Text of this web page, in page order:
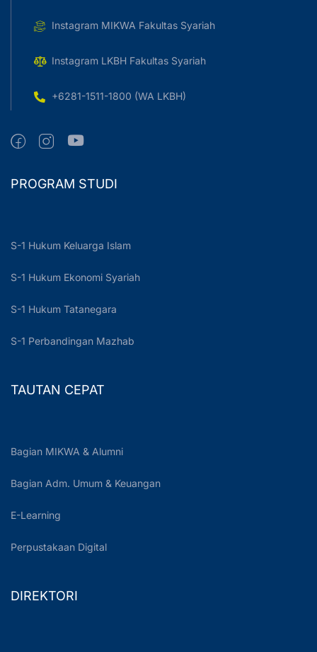
Instagram MIKWA Fakultas Syariah
Instagram LKBH Fakultas Syariah
+6281-1511-1800 (WA LKBH)
PROGRAM STUDI
S-1 Hukum Keluarga Islam
S-1 Hukum Ekonomi Syariah
S-1 Hukum Tatanegara
S-1 Perbandingan Mazhab
TAUTAN CEPAT
Bagian MIKWA & Alumni
Bagian Adm. Umum & Keuangan
E-Learning
Perpustakaan Digital
DIREKTORI